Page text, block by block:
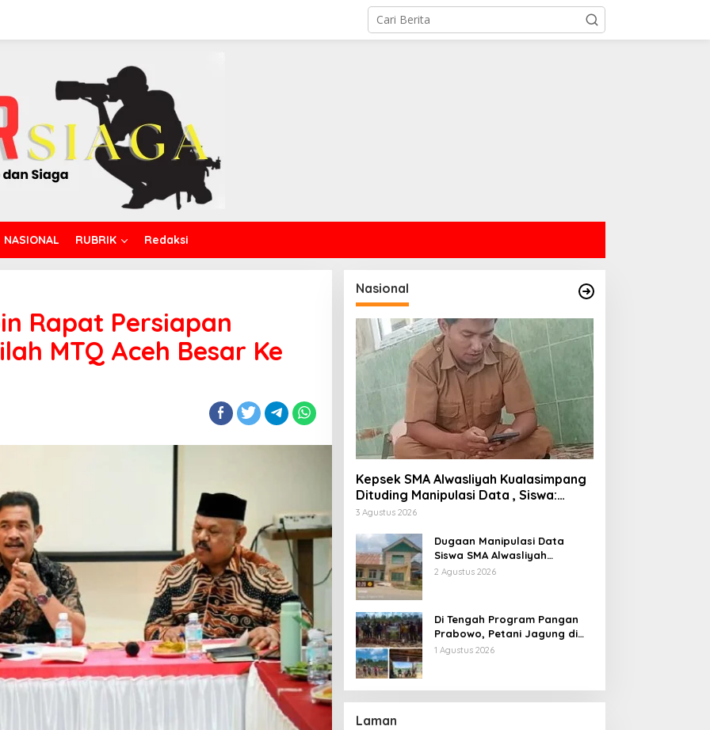
NASIONAL RUBRIK Redaksi
Rapat Persiapan
MTQ Aceh Besar Ke
Nasional
Kepsek SMA Alwasliyah Kualasimpang
Dituding Manipulasi Data , Siswa:
Datang Sesuka Hati, Dana MBG
3 Agustus 2026
Dugaan Manipulasi Data
Siswa SMA Alwasliyah
Kualasimpang: Sekolah Nihil
2 Agustus 2026
Di Tengah Program Pangan
Prabowo, Petani Jagung di
Berau Mengaku Diterpa
1 Agustus 2026
Laman